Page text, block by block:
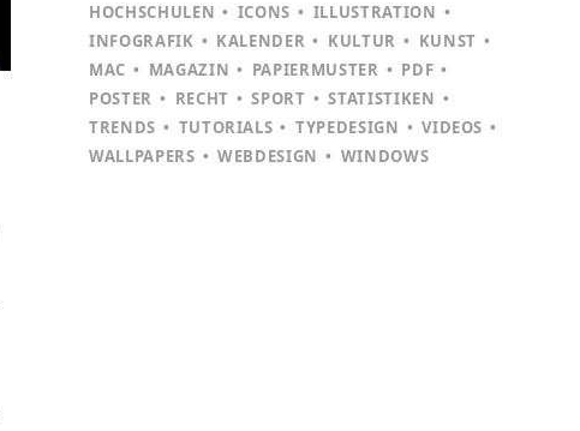
HOCHSCHULEN
ICONS
ILLUSTRATION
INFOGRAFIK
KALENDER KULTUR
KUNST
MAC
MAGAZIN PAPIERMUSTER
PDF
POSTER
RECHT SPORT
STATISTIKEN
TRENDS
TUTORIALS TYPEDESIGN
VIDEOS
WALLPAPERS
WEBDESIGN WINDOWS